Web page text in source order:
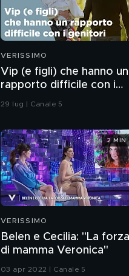
VERISSIMO
Vip (e figli) che hanno un
rapporto difficile con i
genitori
29 lug | Canale 5
VERISSIMO
Belen e Cecilia: "La forza
di mamma Veronica"
03 apr 2022 | Canale 5
2 MIN